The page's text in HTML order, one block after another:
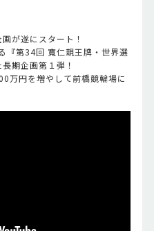
が遂にスタート！
『第34回 寬仁親王牌・世界選
期企画第１弾！
万円を増やして前橋競輪場に